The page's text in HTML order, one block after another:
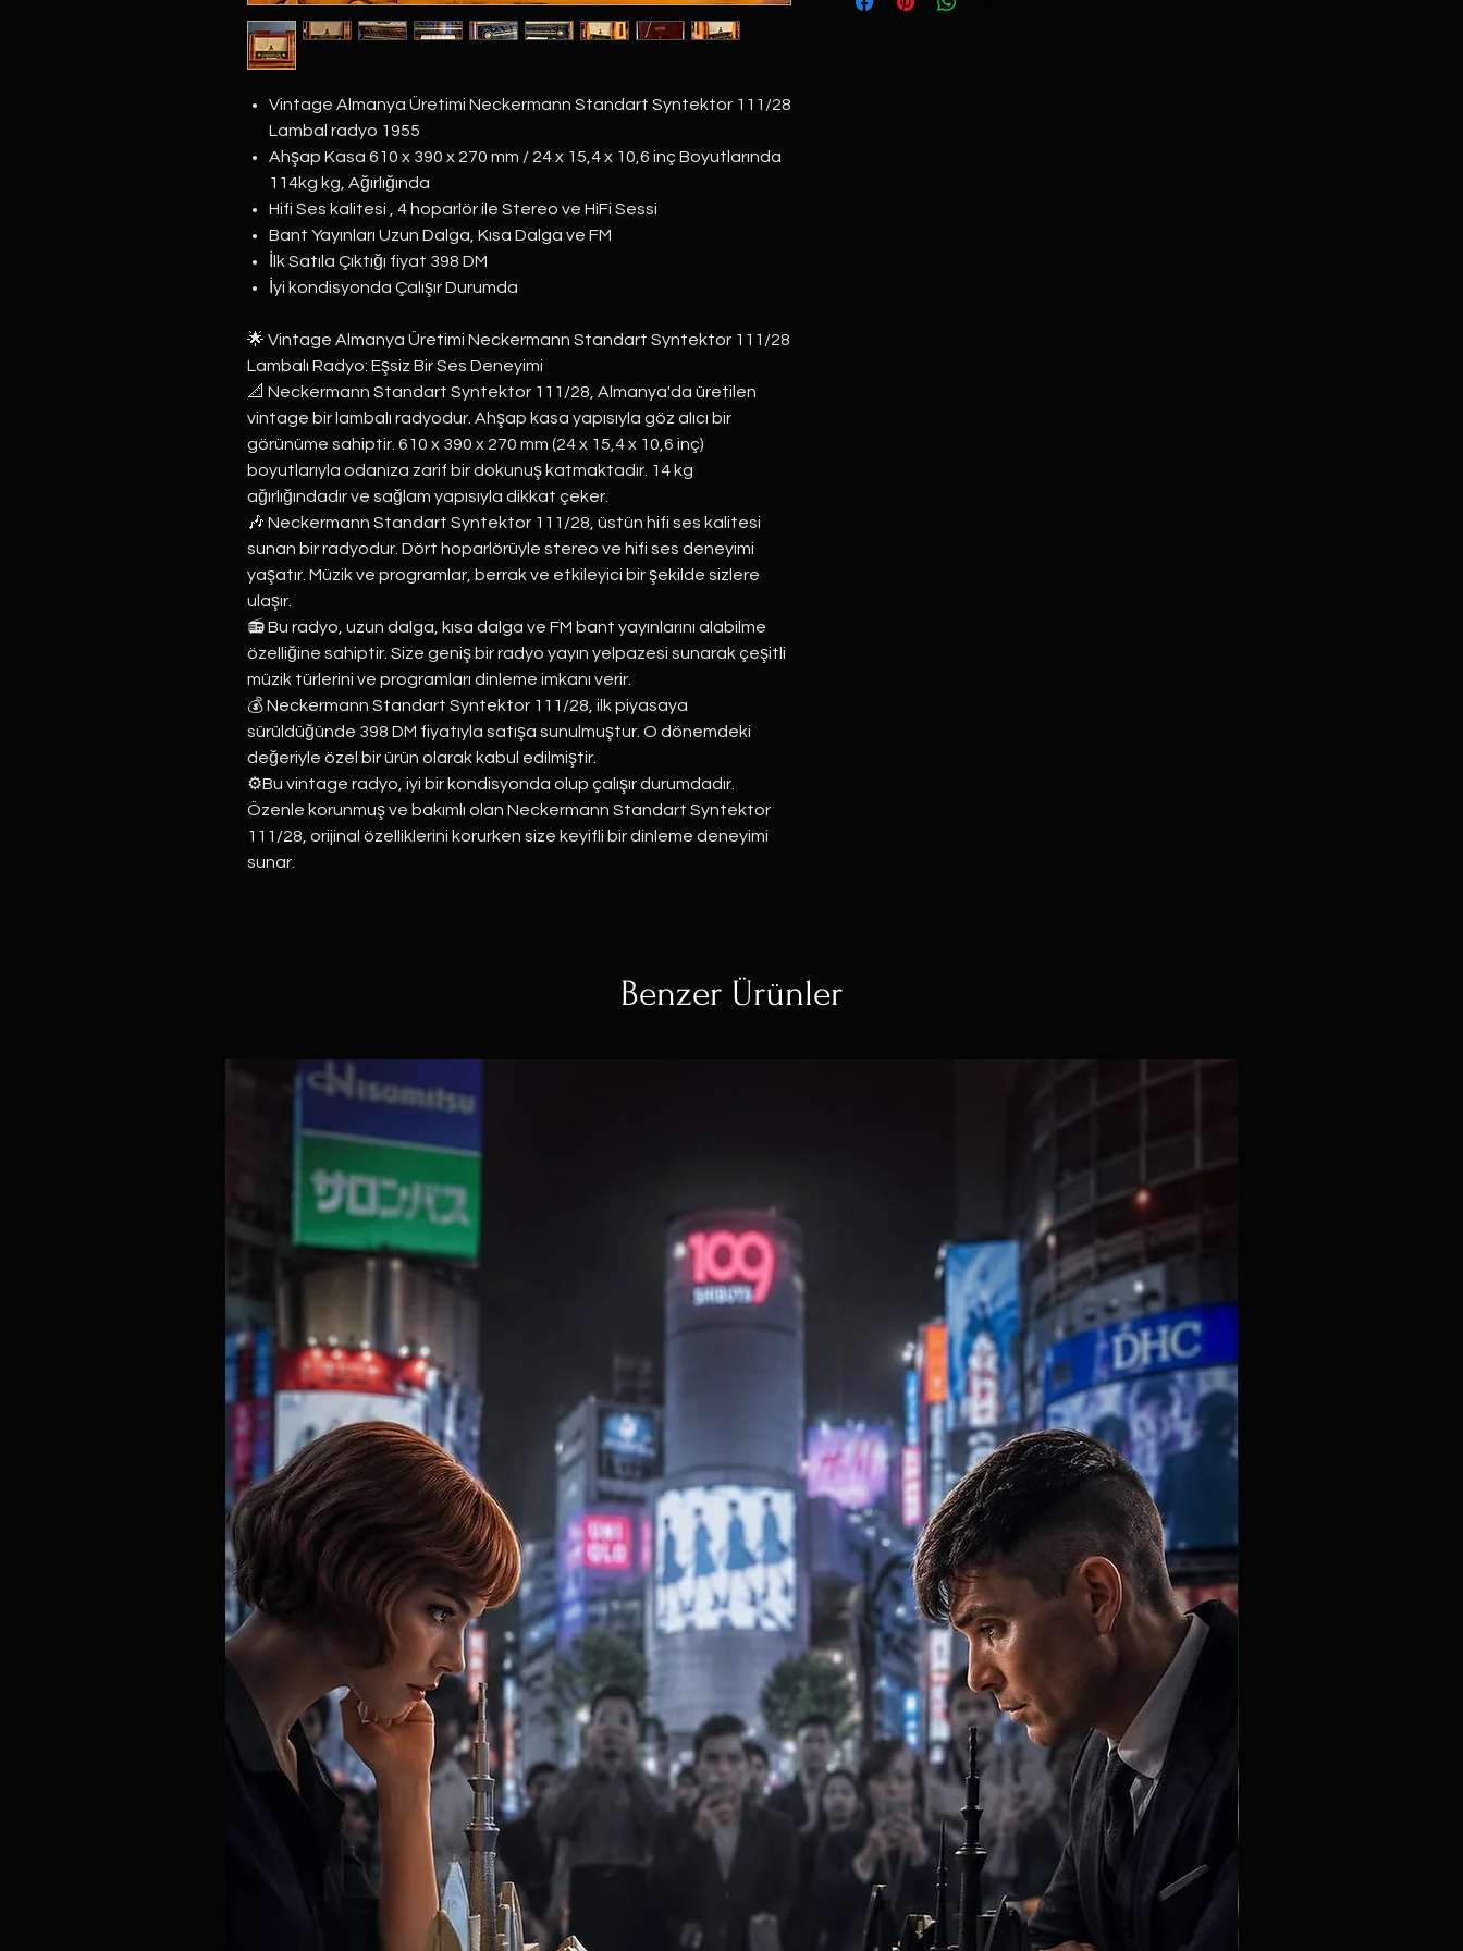
Vintage Almanya Üretimi Neckermann Standart Syntektor 111/28
Lambal radyo 1955
Ahşap Kasa 610 x 390 x 270 mm / 24 x 15,4 x 10,6 inç Boyutlarında
114kg kg, Ağırlığında
Hifi Ses kalitesi , 4 hoparlör ile Stereo ve HiFi Sessi
Bant Yayınları Uzun Dalga, Kısa Dalga ve FM
İlk Satıla Çıktığı fiyat 398 DM
İyi kondisyonda Çalışır Durumda
🌟 Vintage Almanya Üretimi Neckermann Standart Syntektor 111/28
Lambalı Radyo: Eşsiz Bir Ses Deneyimi
📐 Neckermann Standart Syntektor 111/28, Almanya'da üretilen
vintage bir lambalı radyodur. Ahşap kasa yapısıyla göz alıcı bir
görünüme sahiptir. 610 x 390 x 270 mm (24 x 15,4 x 10,6 inç)
boyutlarıyla odanıza zarif bir dokunuş katmaktadır. 14 kg
ağırlığındadır ve sağlam yapısıyla dikkat çeker.
🎶 Neckermann Standart Syntektor 111/28, üstün hifi ses kalitesi
sunan bir radyodur. Dört hoparlörüyle stereo ve hifi ses deneyimi
yaşatır. Müzik ve programlar, berrak ve etkileyici bir şekilde sizlere
ulaşır.
📻 Bu radyo, uzun dalga, kısa dalga ve FM bant yayınlarını alabilme
özelliğine sahiptir. Size geniş bir radyo yayın yelpazesi sunarak çeşitli
müzik türlerini ve programları dinleme imkanı verir.
💰 Neckermann Standart Syntektor 111/28, ilk piyasaya
sürüldüğünde 398 DM fiyatıyla satışa sunulmuştur. O dönemdeki
değeriyle özel bir ürün olarak kabul edilmiştir.
⚙️Bu vintage radyo, iyi bir kondisyonda olup çalışır durumdadır.
Özenle korunmuş ve bakımlı olan Neckermann Standart Syntektor
111/28, orijinal özelliklerini korurken size keyifli bir dinleme deneyimi
sunar.
Benzer Ürünler